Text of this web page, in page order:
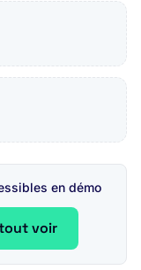
en démo
voir